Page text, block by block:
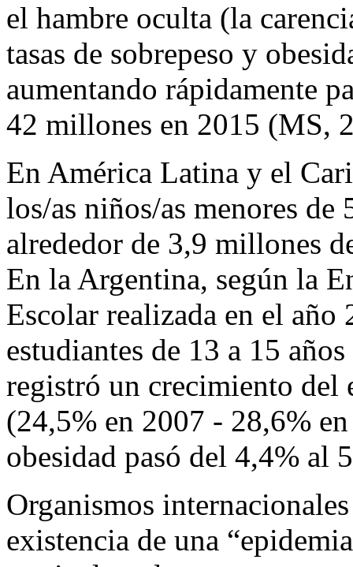
el hambre oculta (la
tasas de sobrepeso y
aumentando rápidamente
42 millones en 2015 (MS,
En América Latina y el
los/as niños/as menores de
alrededor de 3,9 millones
En la Argentina, según la
Escolar realizada en el
estudiantes de 13 a 15
registró un crecimiento del
(24,5% en 2007 - 28,6%
obesidad pasó del 4,4% al
Organismos
existencia de una